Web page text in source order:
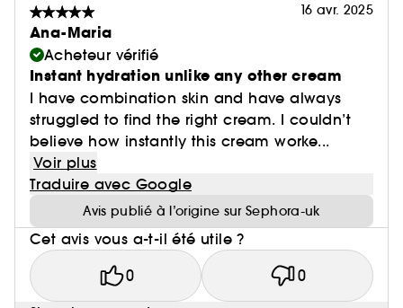
16 avr. 2025
Ana-Maria
Acheteur vérifié
Instant hydration unlike any other cream
I have combination skin and have always
struggled to find the right cream. I couldn’t
believe how instantly this cream worke...
Voir plus
Traduire avec Google
Avis publié à l’origine sur Sephora-uk
Cet avis vous a-t-il été utile ?
0 0